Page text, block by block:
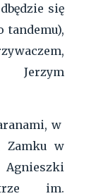
się
tandemu),
Jerzym
w
Zamku w
im.